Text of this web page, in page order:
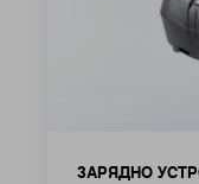
ЗАРЯДНО